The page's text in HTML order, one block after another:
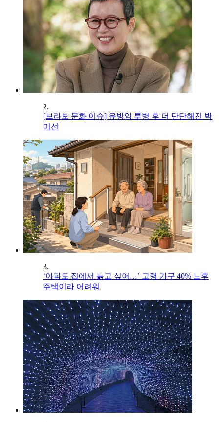
2.
[브라보 문화 이슈] 유방암 투병 후 더 단단해진 박
미선
3.
‘아파도 집에서 늙고 싶어…’ 고령 가구 40% 노후
주택이라 어려워